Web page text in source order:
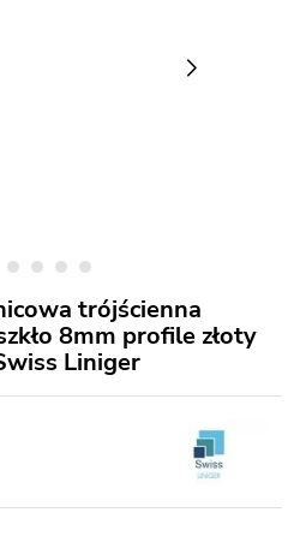
trójścienna
8mm profile złoty
Liniger